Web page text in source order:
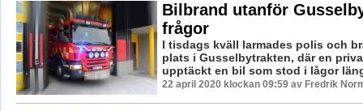
Bilbrand utanför
frågor
I tisdags kväll larmades polis och
plats i Gusselbytrakten, där en
upptäckt en bil som stod i lågor
22 april 2020 klockan 09:59 av Fredrik